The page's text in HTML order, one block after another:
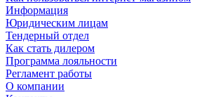
Информация
Юридическим лицам
Тендерный отдел
Как стать дилером
Программа лояльности
Регламент работы
О компании